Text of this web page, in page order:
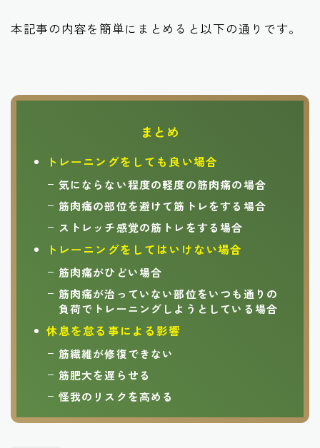
本記事の内容を簡単にまとめると以下の通りです。
まとめ
トレーニングをしても良い場合
気にならない程度の軽度の筋肉痛の場合
筋肉痛の部位を避けて筋トレをする場合
ストレッチ感覚の筋トレをする場合
トレーニングをしてはいけない場合
筋肉痛がひどい場合
筋肉痛が治っていない部位をいつも通りの
負荷でトレーニングしようとしている場合
休息を怠る事による影響
筋繊維が修復できない
筋肥大を遅らせる
怪我のリスクを高める